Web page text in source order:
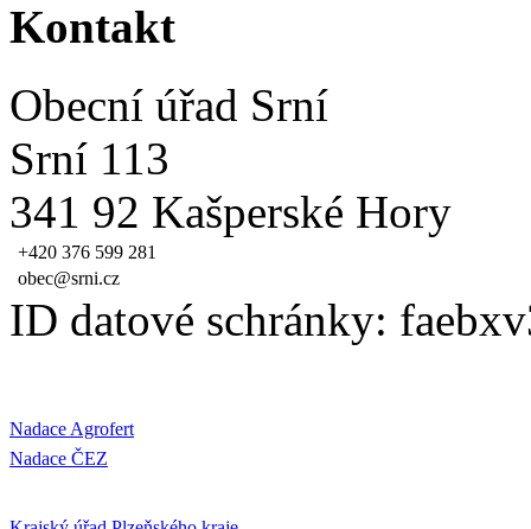
Kontakt
Obecní úřad Srní
Srní 113
341 92 Kašperské Hory
+420 376 599 281
obec@srni.cz
ID datové schránky:
Nadace Agrofert
Nadace ČEZ